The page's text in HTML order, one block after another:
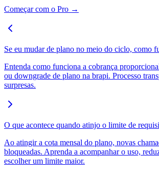
Começar com o Pro →
Se eu mudar de plano no meio do ciclo, como
Entenda como funciona a cobrança
ou downgrade de plano na brapi. Processo
surpresas.
O que acontece quando atinjo o limite de
Ao atingir a cota mensal do plano, novas
bloqueadas. Aprenda a acompanhar o uso,
escolher um limite maior.